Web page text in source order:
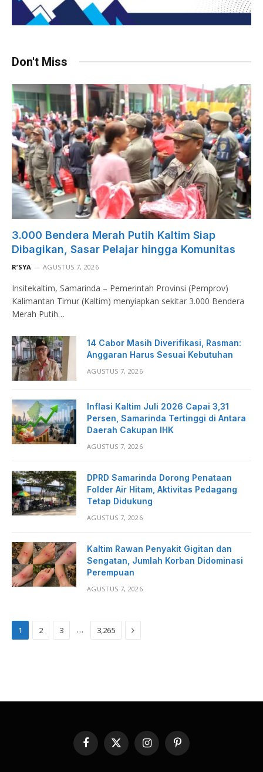
Don't Miss
3.000 Bendera Merah Putih Kaltim Siap
Dibagikan, Sasar Pelajar hingga Komunitas
R’SYA AGUSTUS 7, 2026
Insitekaltim, Samarinda – Pemerintah Provinsi (Pemprov)
Kalimantan Timur (Kaltim) menyiapkan sekitar 3.000 Bendera
Merah Putih…
14 Cabor Masih Diverifikasi, Rasman:
Anggaran Harus Sesuai Kebutuhan
AGUSTUS 7, 2026
Inflasi Kaltim Juli 2026 Capai 3,31
Persen, Samarinda Tertinggi di Antara
Daerah Cakupan IHK
AGUSTUS 7, 2026
DPRD Samarinda Dorong Penataan
Folder Air Hitam, Aktivitas Pedagang
Tetap Didukung
AGUSTUS 7, 2026
Kaltim Rawan Penyakit Gigitan dan
Sengatan, Jumlah Korban Didominasi
Perempuan
AGUSTUS 7, 2026
1 2 3 … 3,265 Next
Facebook
X
(Twitter)
InstagramPinterest